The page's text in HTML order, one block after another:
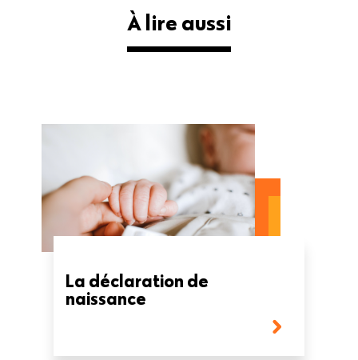
À lire aussi
La déclaration de
naissance